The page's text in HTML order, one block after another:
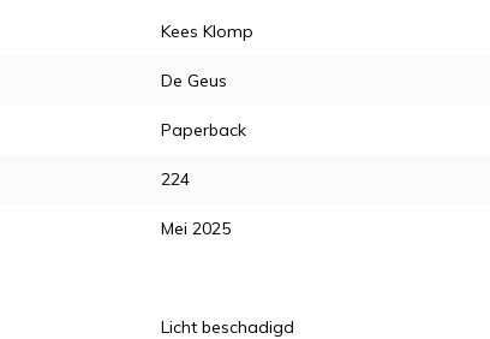
Kees Klomp
De Geus
Paperback
224
Mei 2025
Licht beschadigd